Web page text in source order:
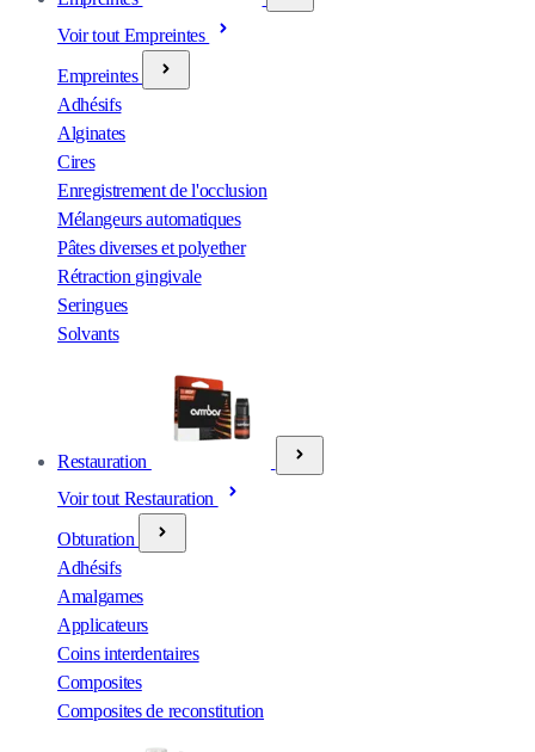
Voir tout Empreintes
Empreintes
Adhésifs
Alginates
Cires
Enregistrement de l'occlusion
Mélangeurs automatiques
Pâtes diverses et polyether
Rétraction gingivale
Seringues
Solvants
Restauration
Voir tout Restauration
Obturation
Adhésifs
Amalgames
Applicateurs
Coins interdentaires
Composites
Composites de reconstitution